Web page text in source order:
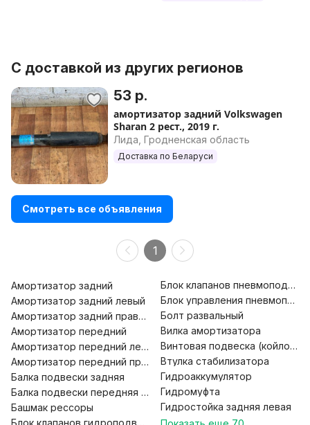
С доставкой из других регионов
53 р.
амортизатор задний Volkswagen
Sharan 2 рест., 2019 г.
Лида, Гродненская область
Доставка по Беларуси
Смотреть все объявления
1
Амортизатор задний
Амортизатор задний левый
Амортизатор задний правый
Амортизатор передний
Амортизатор передний левый
Амортизатор передний правый
Балка подвески задняя
Балка подвески передняя (подрамник)
Башмак рессоры
Блок клапанов гидроподвески
Блок клапанов
Блок управления
Болт развальный
Вилка амортизатора
Винтовая подвеска
Втулка стабилизатора
Гидроаккумулятор
Гидромуфта
Гидростойка задняя левая